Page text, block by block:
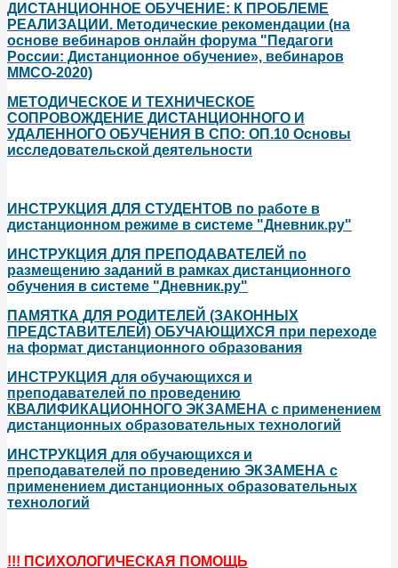
ДИСТАНЦИОННОЕ ОБУЧЕНИЕ: К ПРОБЛЕМЕ
РЕАЛИЗАЦИИ. Методические рекомендации (на
основе вебинаров онлайн форума "Педагоги
России: Дистанционное обучение», вебинаров
ММСО-2020)
МЕТОДИЧЕСКОЕ И ТЕХНИЧЕСКОЕ
СОПРОВОЖДЕНИЕ ДИСТАНЦИОННОГО И
УДАЛЕННОГО ОБУЧЕНИЯ В СПО: ОП.10 Основы
исследовательской деятельности
ИНСТРУКЦИЯ ДЛЯ СТУДЕНТОВ по работе в
дистанционном режиме в системе "Дневник.ру"
ИНСТРУКЦИЯ ДЛЯ ПРЕПОДАВАТЕЛЕЙ по
размещению заданий в рамках дистанционного
обучения в системе "Дневник.ру"
ПАМЯТКА ДЛЯ РОДИТЕЛЕЙ (ЗАКОННЫХ
ПРЕДСТАВИТЕЛЕЙ) ОБУЧАЮЩИХСЯ при переходе
на формат дистанционного образования
ИНСТРУКЦИЯ для обучающихся и
преподавателей по проведению
КВАЛИФИКАЦИОННОГО ЭКЗАМЕНА с применением
дистанционных образовательных технологий
ИНСТРУКЦИЯ для обучающихся и
преподавателей по проведению ЭКЗАМЕНА с
применением дистанционных образовательных
технологий
!!! ПСИХОЛОГИЧЕСКАЯ ПОМОЩЬ